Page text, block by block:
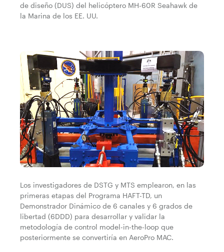
de diseño (DUS) del helicóptero MH-60R Seahawk de
la Marina de los EE. UU.
Los investigadores de DSTG y MTS emplearon, en las
primeras etapas del Programa HAFT-TD, un
Demonstrador Dinámico de 6 canales y 6 grados de
libertad (6DDD) para desarrollar y validar la
metodología de control model-in-the-loop que
posteriormente se convertiría en AeroPro MAC.